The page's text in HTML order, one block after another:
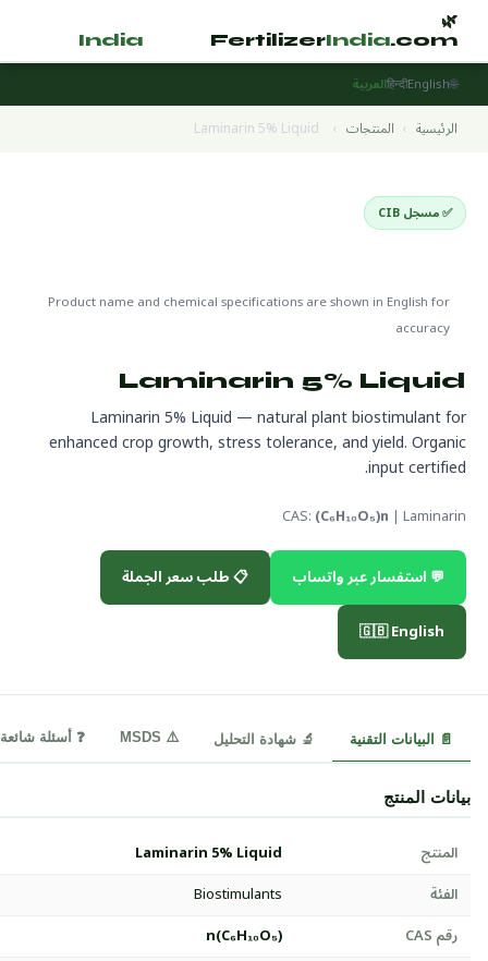
🌿
FertilizerIndia.com
India
🌐
English
हिन्दीالعربية
الرئيسية › المنتجات ›
Laminarin 5% Liquid
✅ مسجل CIB
Product name and chemical specifications are shown in English for
accuracy
Laminarin 5% Liquid
Laminarin 5% Liquid — natural plant biostimulant for
enhanced crop growth, stress tolerance, and yield. Organic
input certified.
CAS:(C₆H₁₀O₅)n | Laminarin
💬 استفسار عبر واتساب
📋 طلب سعر الجملة
🇬🇧 English
📄 البيانات التقنية 🔬 شهادة التحليل ⚠️ MSDS ❓ أسئلة شائعة
بيانات المنتج
المنتج
Laminarin 5% Liquid
الفئة
Biostimulants
رقم CAS
(C₆H₁₀O₅)n